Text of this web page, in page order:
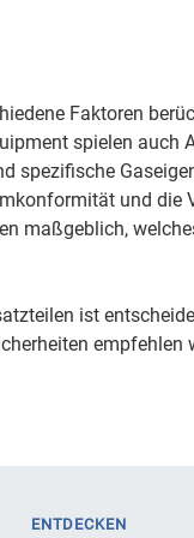
Faktoren
spielen auch
spezifische
und die
maßgeblich,
ist
empfehlen
ENTDECKEN